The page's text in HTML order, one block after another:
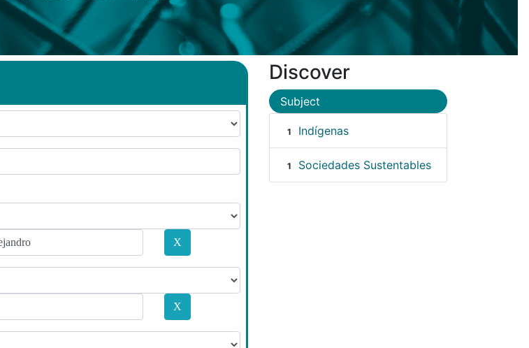
Discover
Subject
1 Indígenas
1 Sociedades Sustentables